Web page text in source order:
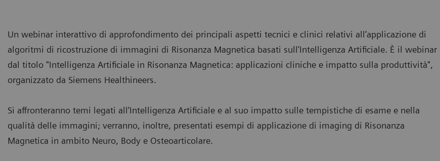
Un webinar interattivo di approfondimento dei principali aspetti tecnici e clinici relativi all’applicazione di
algoritmi di ricostruzione di immagini di Risonanza Magnetica basati sull’Intelligenza Artificiale. È il webinar
dal titolo "Intelligenza Artificiale in Risonanza Magnetica: applicazioni cliniche e impatto sulla produttività",
organizzato da Siemens Healthineers.
Si affronteranno temi legati all’Intelligenza Artificiale e al suo impatto sulle tempistiche di esame e nella
qualità delle immagini; verranno, inoltre, presentati esempi di applicazione di imaging di Risonanza
Magnetica in ambito Neuro, Body e Osteoarticolare.